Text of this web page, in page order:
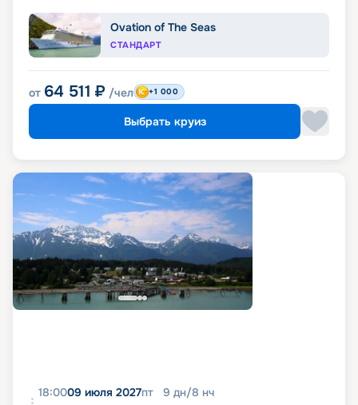
Ovation of The Seas
СТАНДАРТ
от 64 511 ₽ /чел +1 000
Выбрать круиз
18:0009 июля 2027пт 9 дн/8 нч